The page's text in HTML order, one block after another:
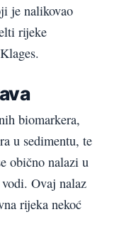
je nalikovao
rijeke
biomarkera,
u sedimentu, te
obično nalazi u
Ovaj nalaz
rijeka nekoć